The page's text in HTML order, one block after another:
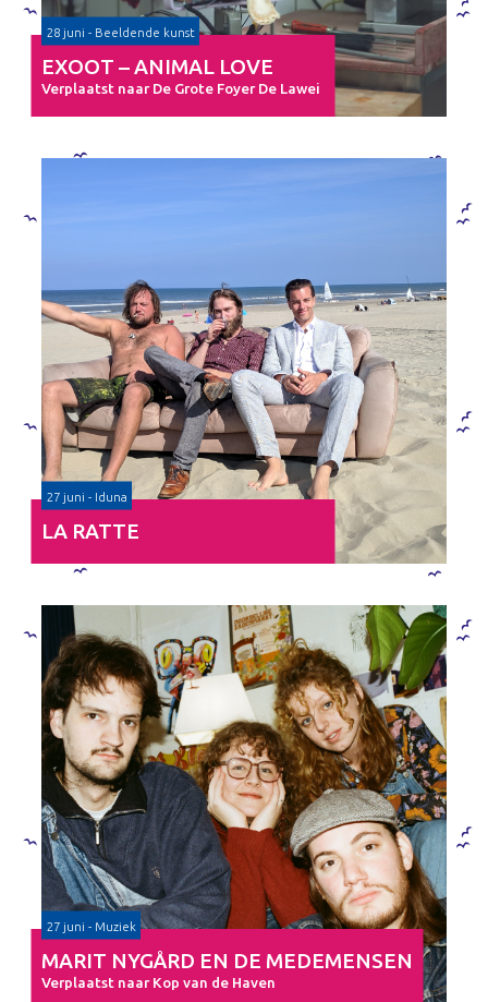
28 juni - Beeldende kunst
EXOOT – ANIMAL LOVE
Verplaatst naar De Grote Foyer De Lawei
27 juni - Iduna
LA RATTE
27 juni - Muziek
MARIT NYGÅRD EN DE MEDEMENSEN
Verplaatst naar Kop van de Haven